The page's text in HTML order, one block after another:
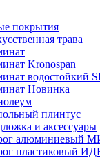
покрытия
трава
Kronospan
водостойкий
Новинка
плинтус
и аксессуары
алюминиевый
пластиковый